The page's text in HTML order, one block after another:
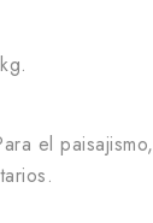
el paisajismo,